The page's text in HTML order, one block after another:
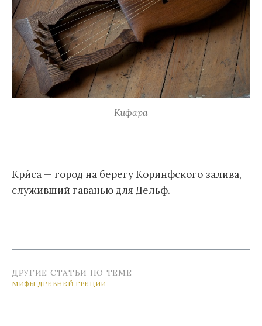
Кифара
Кри́са — город на берегу Коринфского залива,
служивший гаванью для Дельф.
ДРУГИЕ СТАТЬИ ПО ТЕМЕ
МИФЫ ДРЕВНЕЙ ГРЕЦИИ